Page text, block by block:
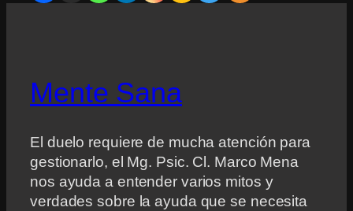
Mente Sana
El duelo requiere de mucha atención para
gestionarlo, el Mg. Psic. Cl. Marco Mena
nos ayuda a entender varios mitos y
verdades sobre la ayuda que se necesita